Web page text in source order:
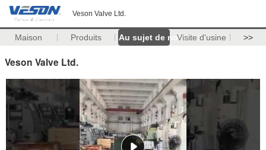
Veson Valve Ltd.
Maison Produits Au sujet de nousVisite d'usine >>
Veson Valve Ltd.